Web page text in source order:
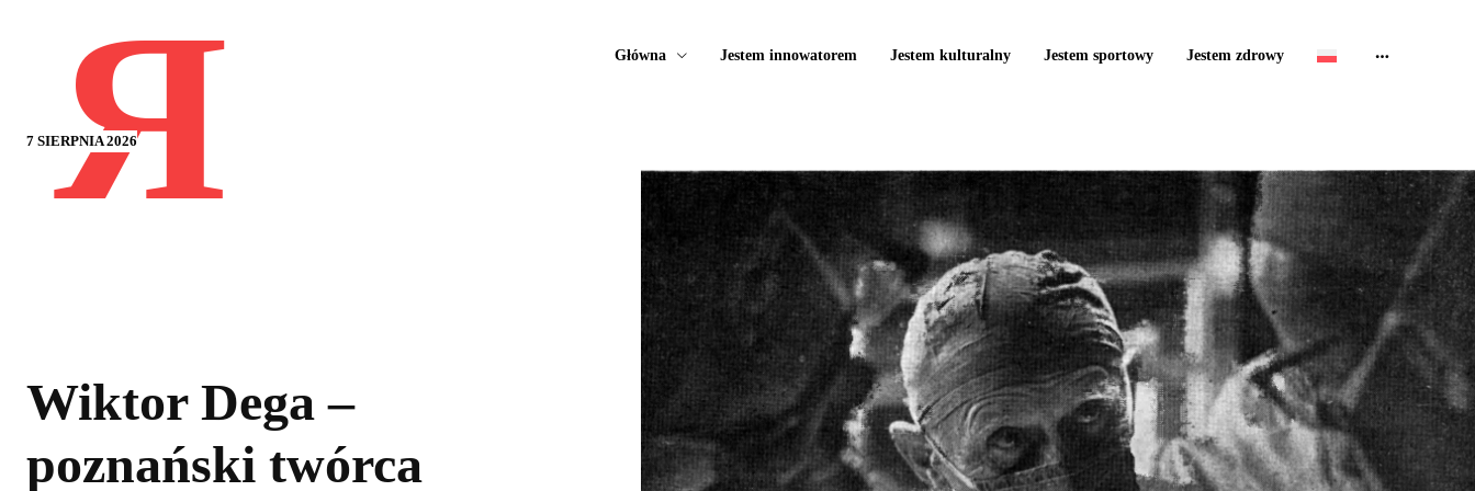
7 SIERPNIA 2026
Я Główna Jestem innowatorem Jestem kulturalny Jestem sportowy Jestem zdrowy
Wiktor Dega –
poznański twórca